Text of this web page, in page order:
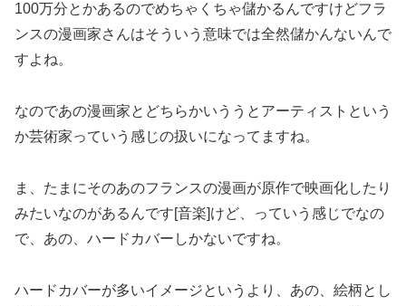
100万分とかあるのでめちゃくちゃ儲かるんですけどフラ
ンスの漫画家さんはそういう意味では全然儲かんないんで
すよね。
なのであの漫画家とどちらかいううとアーティストという
か芸術家っていう感じの扱いになってますね。
ま、たまにそのあのフランスの漫画が原作で映画化したり
みたいなのがあるんです[音楽]けど、っていう感じでなの
で、あの、ハードカバーしかないですね。
ハードカバーが多いイメージというより、あの、絵柄とし